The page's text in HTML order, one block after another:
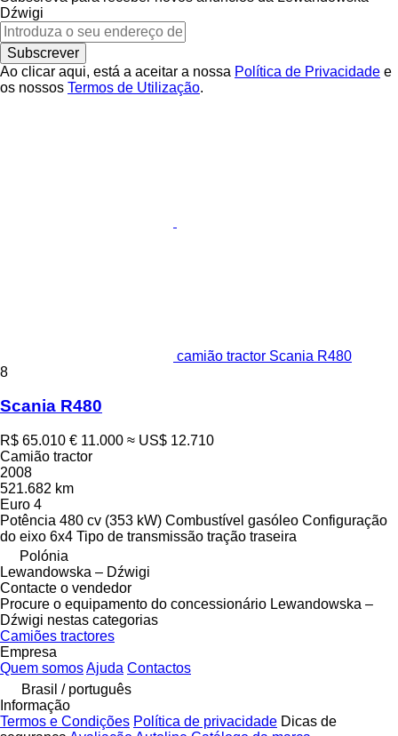
Dźwigi
Subscrever
Ao clicar aqui, está a aceitar a nossa Política de Privacidade e
os nossos Termos de Utilização.
camião tractor Scania R480
8
Scania R480
R$ 65.010 € 11.000 ≈ US$ 12.710
Camião tractor
2008
521.682 km
Euro 4
Potência 480 cv (353 kW) Combustível gasóleo Configuração
do eixo 6x4 Tipo de transmissão tração traseira
Polónia
Lewandowska – Dźwigi
Contacte o vendedor
Procure o equipamento do concessionário Lewandowska –
Dźwigi nestas categorias
Camiões tractores
Empresa
Quem somosAjuda Contactos
Brasil / português
Informação
Termos e Condições Política de privacidade Dicas de